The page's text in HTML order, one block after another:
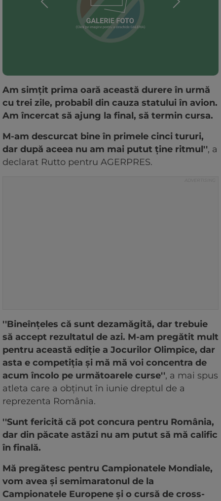
Am simţit prima oară această durere în urmă
cu trei zile, probabil din cauza statului în avion.
Am încercat să ajung la final, să termin cursa.
M-am descurcat bine în primele cinci tururi,
dar după aceea nu am mai putut ţine ritmul'', a
declarat Rutto pentru AGERPRES.
''Bineînţeles că sunt dezamăgită, dar trebuie
să accept rezultatul de azi. M-am pregătit mult
pentru această ediţie a Jocurilor Olimpice, dar
asta e competiţia şi mă mă voi concentra de
acum încolo pe următoarele curse'', a mai spus
atleta care a obţinut în iunie dreptul de a
reprezenta România.
''Sunt fericită că pot concura pentru România,
dar din păcate astăzi nu am putut să mă calific
în finală.
Mă pregătesc pentru Campionatele Mondiale,
vom avea şi semimaratonul de la
Campionatele Europene şi o cursă de cross-